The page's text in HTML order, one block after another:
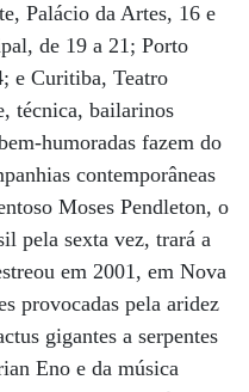
Palácio da Artes, 16 e
de 19 a 21; Porto
e Curitiba, Teatro
técnica, bailarinos
humoradas fazem do
contemporâneas
Moses Pendleton, o
pela sexta vez, trará a
em 2001, em Nova
provocadas pela aridez
gigantes a serpentes
Eno e da música